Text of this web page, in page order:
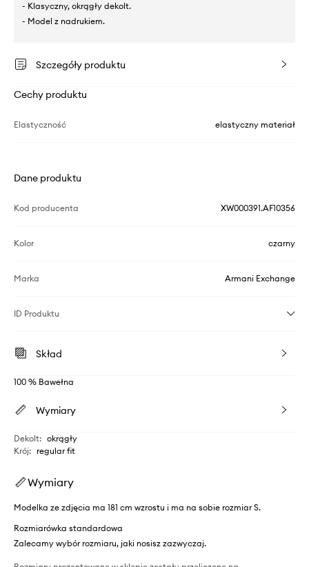
- Klasyczny, okrągły dekolt.
- Model z nadrukiem.
Szczegóły produktu
Cechy produktu
Elastyczność elastyczny materiał
Dane produktu
Kod producenta XW000391.AF10356
Kolor czarny
Marka Armani Exchange
ID Produktu
Skład
100 % Bawełna
Wymiary
Dekolt: okrągły
Krój: regular fit
Wymiary
Modelka ze zdjęcia ma 181 cm wzrostu i ma na sobie rozmiar S.
Rozmiarówka standardowa
Zalecamy wybór rozmiaru, jaki nosisz zazwyczaj.